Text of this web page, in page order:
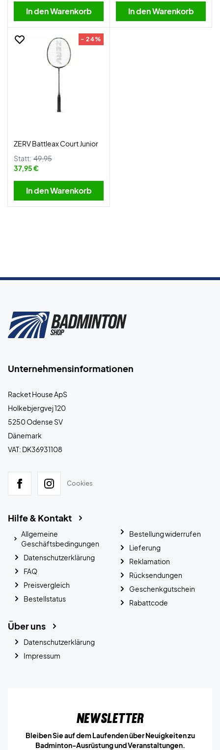
In den Warenkorb In den Warenkorb
- 24%
ZERV Battleax Court Junior
Statt: 49,95
37,95 €
In den Warenkorb
Unternehmensinformationen
Racket House ApS
Holkebjergvej 120
5250 Odense SV
Dänemark
VAT: DK36931108
Cookies
Hilfe & Kontakt
Allgemeine
Geschäftsbedingungen
Datenschutzerklärung
FAQ
Preisvergleich
Bestellstatus
Bestellung widerrufen
Lieferung
Reklamation
Rücksendungen
Geschenkgutschein
Rabattcode
Über uns
Datenschutzerklärung
Impressum
Newsletter
Bleiben Sie auf dem Laufenden über Neuigkeiten zu
Badminton-Ausrüstung und Veranstaltungen.